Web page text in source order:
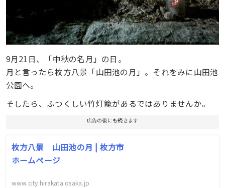
9月21日、「中秋の名月」の日。
月と言ったら枚方八景「山田池の月」。それをみに山田池
公園へ。
そしたら、ふつくしい竹灯籠があるではありませんか。
広告の後にも続きます
枚方八景 山田池の月 | 枚方市
ホームページ
www.city.hirakata.osaka.jp